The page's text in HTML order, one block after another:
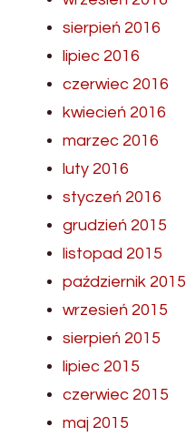
sierpień 2016
lipiec 2016
czerwiec 2016
kwiecień 2016
marzec 2016
luty 2016
styczeń 2016
grudzień 2015
listopad 2015
październik 2015
wrzesień 2015
sierpień 2015
lipiec 2015
czerwiec 2015
maj 2015